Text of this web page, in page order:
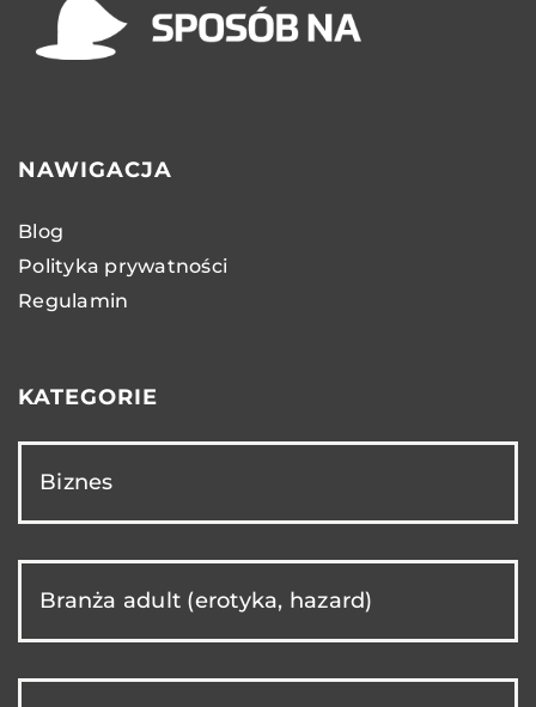
NAWIGACJA
Blog
Polityka prywatności
Regulamin
KATEGORIE
Biznes
Branża adult (erotyka, hazard)